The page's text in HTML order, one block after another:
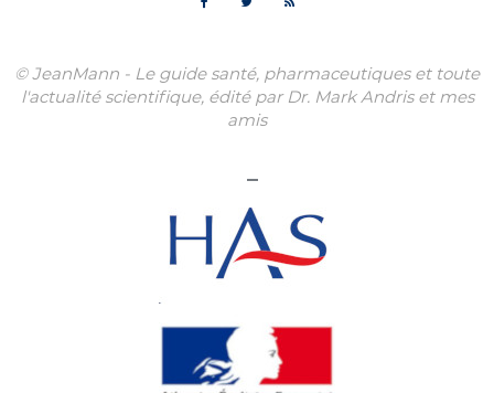
© JeanMann - Le guide santé, pharmaceutiques et toute
l'actualité scientifique, édité par Dr. Mark Andris et mes
amis